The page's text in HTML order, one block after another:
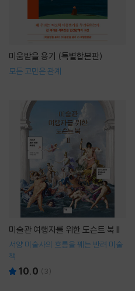
미움받을 용기 (특별합본판)
모든 고민은 관계
미술관 여행자를 위한 도슨트 북 II
서양 미술사의 흐름을 꿰는 반려 미술
책
10.0 ( 3)